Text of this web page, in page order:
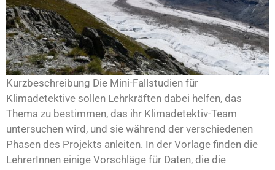
Kurzbeschreibung Die Mini-Fallstudien für
Klimadetektive sollen Lehrkräften dabei helfen, das
Thema zu bestimmen, das ihr Klimadetektiv-Team
untersuchen wird, und sie während der verschiedenen
Phasen des Projekts anleiten. In der Vorlage finden die
LehrerInnen einige Vorschläge für Daten, die die